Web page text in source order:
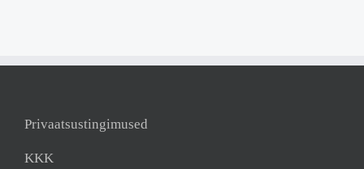
Privaatsustingimused
KKK